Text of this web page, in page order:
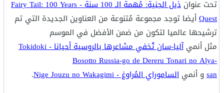
تحت عنوان
ذيل الجنية: مُهمة الـ 100 سنة - Fairy Tail: 100 Years
Questأيضا توجد مجموعة مُتنوعة من العناوين الجديدة التي تم
ترشيحها عالميا لتكون من ضمن الأفضل في الموسم
مثل أنمي
آليا-سان تُخفي مشاعرها بالروسية أحيانا - Tokidoki
Bosotto Russia-go de Dereru Tonari no Alya-
sanو أنمي الساموراي المُراوغ - Nige Jouzu no Wakagimi .